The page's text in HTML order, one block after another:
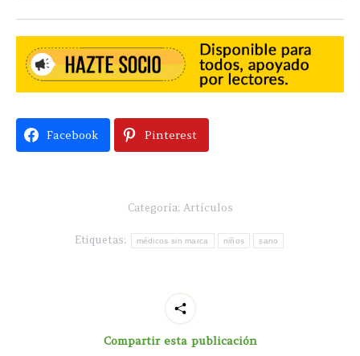
Facebook Pinterest
Categoría: Artículos
Etiquetas: médicos sin marca niños sano
Compartir esta publicación